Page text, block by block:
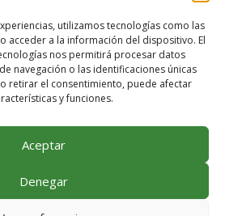
utilizamos tecnologías como las
acceder a la información del dispositivo. El
nos permitirá procesar datos
navegación o las identificaciones únicas
retirar el consentimiento, puede afectar
y funciones.
Aceptar
Denegar
DISEÑO & DESARROLLO POR
COMUNICACIÓN